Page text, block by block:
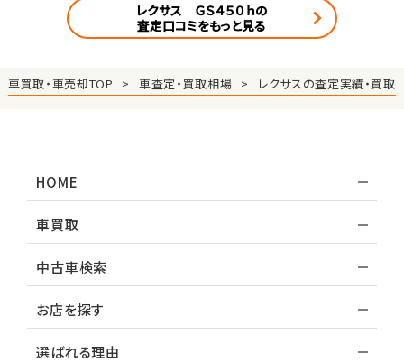
レクサス ＧＳ４５０ｈの
査定口コミをもっと見る
車買取・車売却TOP 車査定・買取相場 レクサスの査定実績・買取
HOME
車買取
中古車検索
お店を探す
選ばれる理由